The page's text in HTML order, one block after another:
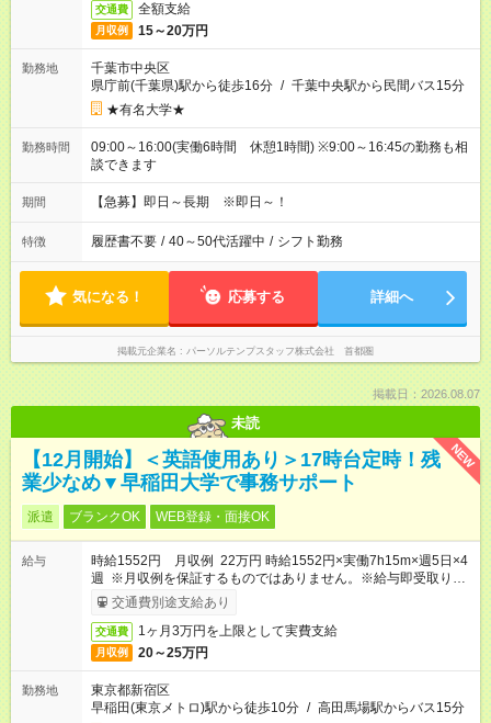
交通費 全額支給
月収例 15～20万円
勤務地
千葉市中央区
県庁前(千葉県)駅から徒歩16分 / 千葉中央駅から民間バス15分
★有名大学★
勤務時間
09:00～16:00(実働6時間 休憩1時間) ※9:00～16:45の勤務も相
談できます
期間 【急募】即日～長期 ※即日～！
特徴 履歴書不要 / 40～50代活躍中 / シフト勤務
気になる！ 応募する 詳細へ
掲載元企業名 パーソルテンプスタッフ株式会社 首都圏
掲載日：2026.08.07
未読
NEW
【12月開始】＜英語使用あり＞17時台定時！残
業少なめ▼早稲田大学で事務サポート
派遣 ブランクOK WEB登録・面接OK
給与
時給1552円 月収例 22万円 時給1552円×実働7h15m×週5日×4
週 ※月収例を保証するものではありません。※給与即受取りサ
ービス利用可（利用条件有）
交通費別途支給あり
交通費 1ヶ月3万円を上限として実費支給
月収例 20～25万円
勤務地
東京都新宿区
早稲田(東京メトロ)駅から徒歩10分 / 高田馬場駅からバス15分